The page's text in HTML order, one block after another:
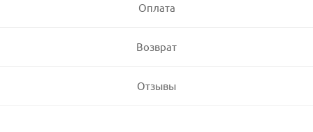
Оплата
Возврат
Отзывы